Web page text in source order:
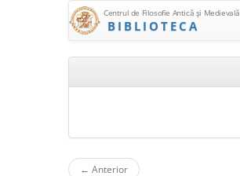
Centrul de Filosofie Antică şi Medievală
BIBLIOTECA
← Anterior